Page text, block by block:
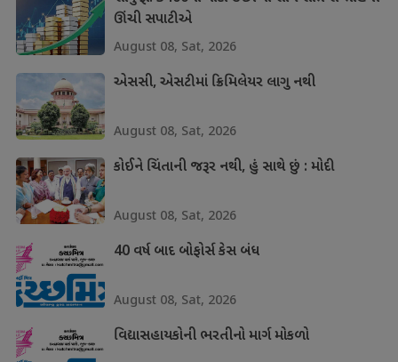
ઊંચી સપાટીએ
August 08, Sat, 2026
એસસી, એસટીમાં ક્રિમિલેયર લાગુ નથી
August 08, Sat, 2026
કોઈને ચિંતાની જરૂર નથી, હું સાથે છું : મોદી
August 08, Sat, 2026
40 વર્ષ બાદ બોફોર્સ કેસ બંધ
August 08, Sat, 2026
વિદ્યાસહાયકોની ભરતીનો માર્ગ મોકળો